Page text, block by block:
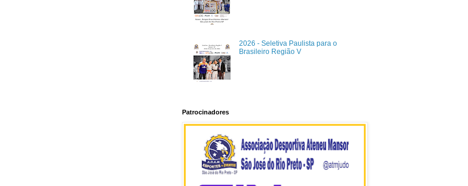
2026 - Seletiva Paulista para o
Brasileiro Região V
Patrocinadores